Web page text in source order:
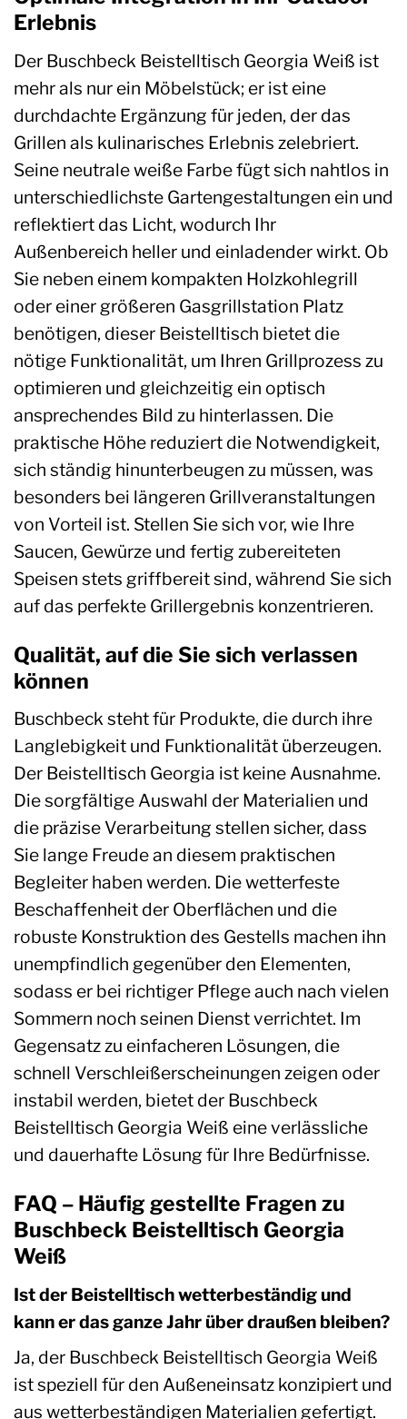
Erlebnis
Der Buschbeck Beistelltisch Georgia Weiß ist
mehr als nur ein Möbelstück; er ist eine
durchdachte Ergänzung für jeden, der das
Grillen als kulinarisches Erlebnis zelebriert.
Seine neutrale weiße Farbe fügt sich nahtlos in
unterschiedlichste Gartengestaltungen ein und
reflektiert das Licht, wodurch Ihr
Außenbereich heller und einladender wirkt. Ob
Sie neben einem kompakten Holzkohlegrill
oder einer größeren Gasgrillstation Platz
benötigen, dieser Beistelltisch bietet die
nötige Funktionalität, um Ihren Grillprozess zu
optimieren und gleichzeitig ein optisch
ansprechendes Bild zu hinterlassen. Die
praktische Höhe reduziert die Notwendigkeit,
sich ständig hinunterbeugen zu müssen, was
besonders bei längeren Grillveranstaltungen
von Vorteil ist. Stellen Sie sich vor, wie Ihre
Saucen, Gewürze und fertig zubereiteten
Speisen stets griffbereit sind, während Sie sich
auf das perfekte Grillergebnis konzentrieren.
Qualität, auf die Sie sich verlassen
können
Buschbeck steht für Produkte, die durch ihre
Langlebigkeit und Funktionalität überzeugen.
Der Beistelltisch Georgia ist keine Ausnahme.
Die sorgfältige Auswahl der Materialien und
die präzise Verarbeitung stellen sicher, dass
Sie lange Freude an diesem praktischen
Begleiter haben werden. Die wetterfeste
Beschaffenheit der Oberflächen und die
robuste Konstruktion des Gestells machen ihn
unempfindlich gegenüber den Elementen,
sodass er bei richtiger Pflege auch nach vielen
Sommern noch seinen Dienst verrichtet. Im
Gegensatz zu einfacheren Lösungen, die
schnell Verschleißerscheinungen zeigen oder
instabil werden, bietet der Buschbeck
Beistelltisch Georgia Weiß eine verlässliche
und dauerhafte Lösung für Ihre Bedürfnisse.
FAQ – Häufig gestellte Fragen zu
Buschbeck Beistelltisch Georgia
Weiß
Ist der Beistelltisch wetterbeständig und
kann er das ganze Jahr über draußen bleiben?
Ja, der Buschbeck Beistelltisch Georgia Weiß
ist speziell für den Außeneinsatz konzipiert und
aus wetterbeständigen Materialien gefertigt.